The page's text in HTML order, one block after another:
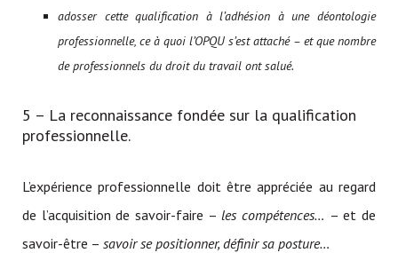
adosser cette qualification à l’adhésion à une déontologie
professionnelle, ce à quoi l’OPQU s’est attaché – et que nombre
de professionnels du droit du travail ont salué.
5 – La reconnaissance fondée sur la qualification
professionnelle.
L’expérience professionnelle doit être appréciée au regard
de l’acquisition de savoir-faire –les compétences… – et de
savoir-être – savoir se positionner, définir sa posture…